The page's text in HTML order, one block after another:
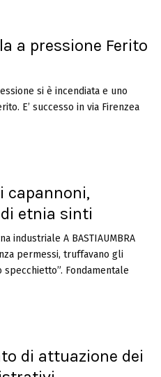
a pressione Ferito
si è incendiata e uno
E’ successo in via Firenzea
capannoni,
etnia sinti
industriale A BASTIAUMBRA
permessi, truffavano gli
Fondamentale
di attuazione dei